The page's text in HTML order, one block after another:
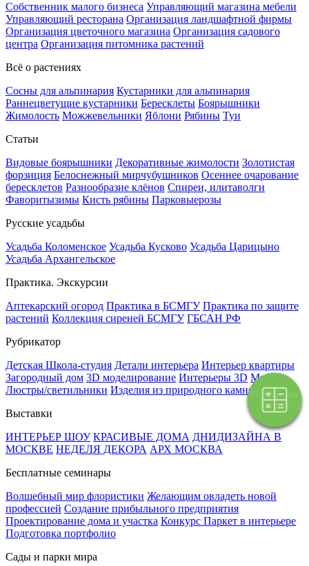
Поэтапная
оплата
Собственник малого бизнеса Управляющий магазина мебели
Управляющий ресторана Организация ландшафтной фирмы
Организация цветочного магазина Организация садового
центра Организация питомника растений
Всё о растениях
Сосны для альпинария Кустарники для альпинария
Раннецветущие кустарники Бересклеты Боярышники
Жимолость Можжевельники Яблони Рябины Туи
Статьи
Видовые боярышники Декоративные жимолости Золотистая
форзиция Белоснежный мирчубушников Осеннее очарование
бересклетов Разнообразие клёнов Спиреи, илитаволги
Фаворитызимы Кисть рябины Парковыерозы
Русские усадьбы
Усадьба Коломенское Усадьба Кусково Усадьба Царицыно
Усадьба Архангельское
Практика. Экскурсии
Аптекарский огород Практика в БСМГУ Практика по защите
растений Коллекция сиреней БСМГУ ГБСАН РФ
Рубрикатор
Детская Школа-студия Детали интерьера Интерьер квартиры
Загородный дом 3D моделирование Интерьеры 3D Мебель
Люстры/светильники Изделия из природного камня Текстиль
Выставки
ИНТЕРЬЕР ШОУ КРАСИВЫЕ ДОМА ДНИДИЗАЙНА В
МОСКВЕ НЕДЕЛЯ ДЕКОРА АРХ МОСКВА
Бесплатные семинары
Волшебный мир флористики Желающим овладеть новой
профессией Создание прибыльного предприятия
Проектирование дома и участка Конкурс Паркет в интерьере
Подготовка портфолио
Сады и парки мира